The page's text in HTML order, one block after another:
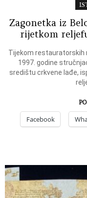
Zagonetka iz
rijetkom
Tijekom restauratorskih
1997. godine
središtu crkvene lađe,
Facebook